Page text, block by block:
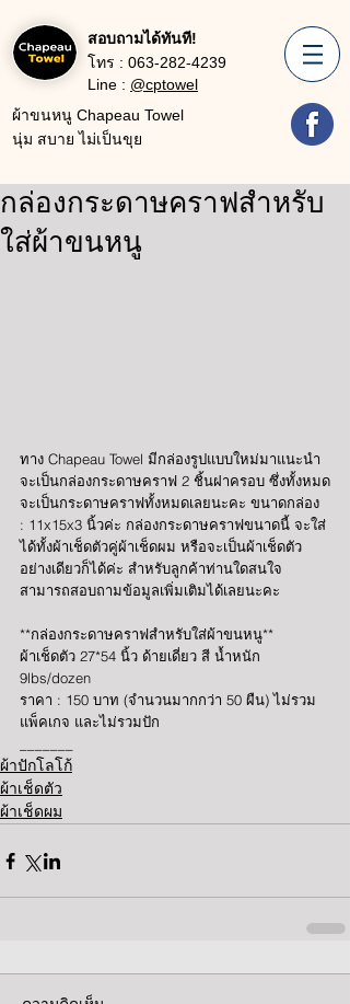
สอบถามได้ทันที!
โทร : 063-282-4239
Line : @cptowel
ผ้าขนหนู Chapeau Towel
นุ่ม สบาย ไม่เป็นขุย
กล่องกระดาษคราฟสำหรับ
ใส่ผ้าขนหนู
ทาง Chapeau Towel มีกล่องรูปแบบใหม่มาแนะนำ
จะเป็นกล่องกระดาษคราฟ 2 ชิ้นฝาครอบ ซึ่งทั้งหมด
จะเป็นกระดาษคราฟทั้งหมดเลยนะคะ ขนาดกล่อง
: 11x15x3 นิ้วค่ะ กล่องกระดาษคราฟขนาดนี้ จะใส่
ได้ทั้งผ้าเช็ดตัวคู่ผ้าเช็ดผม หรือจะเป็นผ้าเช็ดตัว
อย่างเดียวก็ได้ค่ะ สำหรับลูกค้าท่านใดสนใจ
สามารถสอบถามข้อมูลเพิ่มเติมได้เลยนะคะ
**กล่องกระดาษคราฟสำหรับใส่ผ้าขนหนู**
ผ้าเช็ดตัว 27*54 นิ้ว ด้ายเดี่ยว สี น้ำหนัก
9lbs/dozen
ราคา : 150 บาท (จำนวนมากกว่า 50 ผืน) ไม่รวม
แพ็คเกจ และไม่รวมปัก
ผ้าปักโลโก้
ผ้าเช็ดตัว
ผ้าเช็ดผม